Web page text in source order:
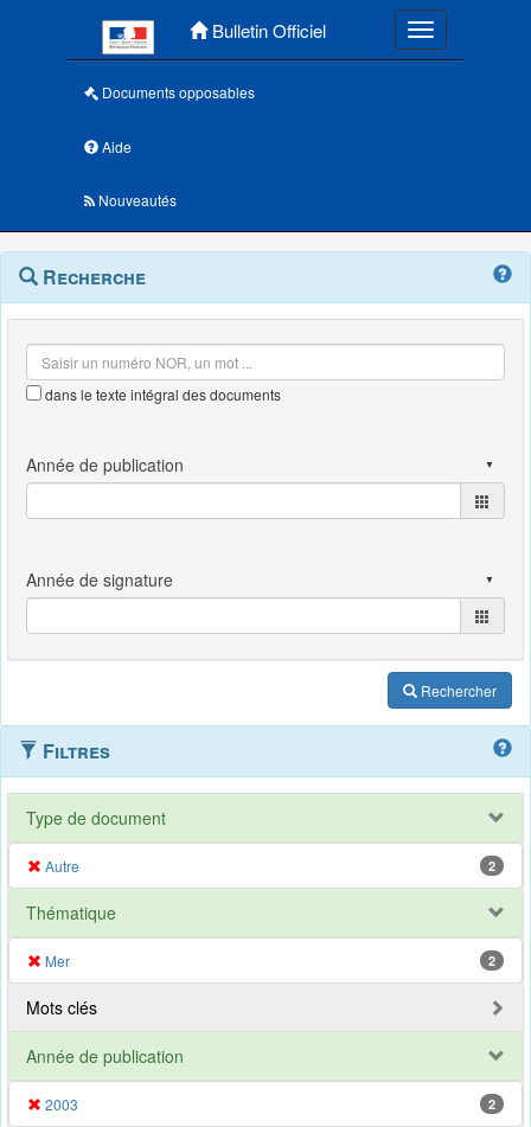
Bulletin Officiel Toggle
Documents opposables
Aide
Nouveautés
Navigation
outils
Menu
contextuel
Recherche
dans le texte intégral des documents
Rechercher
Filtres
Type de document
Autre 2
Thématique
Mer 2
Mots clés
Année de publication
2003 2